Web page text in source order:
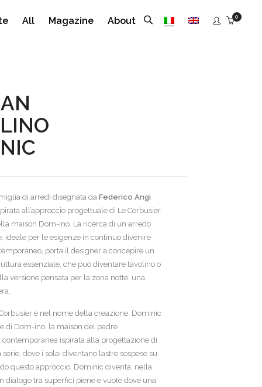
All Magazine About 0
di arredi disegnata da Federico Angi
all’approccio progettuale di Le Corbusier
maison Dom-ino. La ricerca di un arredo
ideale per le esigenze in continuo divenire
porta il designer a concepire un
essenziale, che può diventare tavolino o
versione pensata per la zona notte, una
Corbusier è nel nome della creazione: Dominic
di Dom-ino, la maison del padre
contemporanea ispirata alla progettazione di
dove i solai diventano lastre sospese su
questo approccio, Dominic diventa, nella
dialogo tra superfici piene e vuote dove una